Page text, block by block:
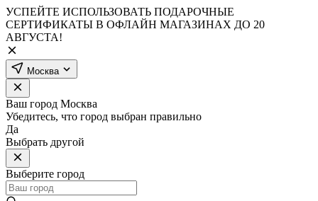
УСПЕЙТЕ ИСПОЛЬЗОВАТЬ ПОДАРОЧНЫЕ
СЕРТИФИКАТЫ В ОФЛАЙН МАГАЗИНАХ ДО 20
АВГУСТА!
Москва
Ваш город Москва
Убедитесь, что город выбран правильно
Да
Выбрать другой
Выберите город